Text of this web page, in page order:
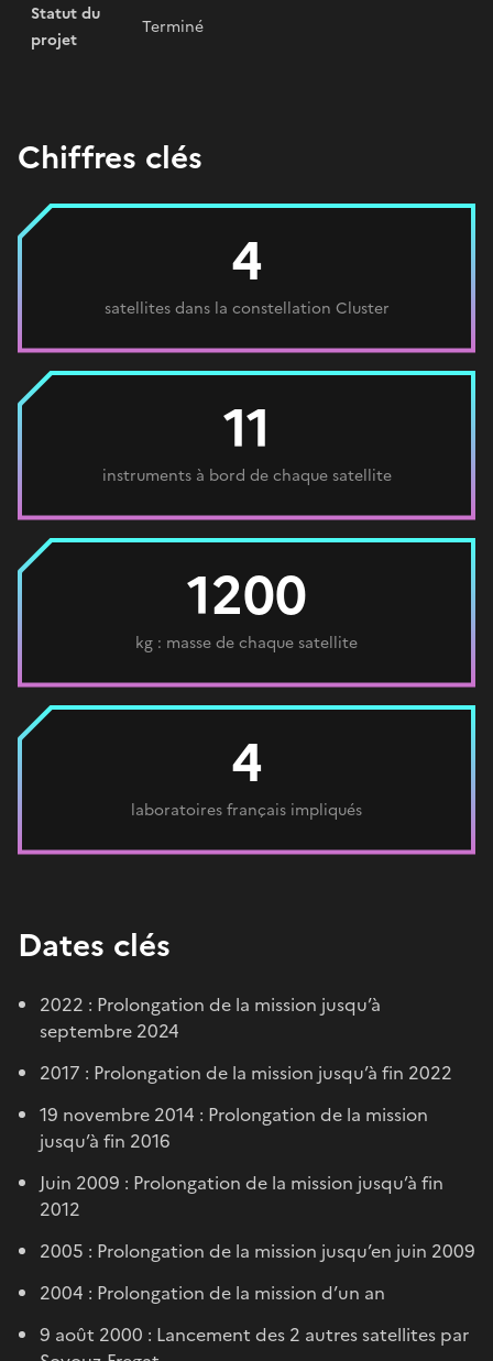
Statut du
projet
Terminé
Chiffres clés
4
satellites dans la constellation Cluster
11
instruments à bord de chaque satellite
1200
kg : masse de chaque satellite
4
laboratoires français impliqués
Dates clés
2022 : Prolongation de la mission jusqu’à
septembre 2024
2017 : Prolongation de la mission jusqu’à fin 2022
19 novembre 2014 : Prolongation de la mission
jusqu’à fin 2016
Juin 2009 : Prolongation de la mission jusqu’à fin
2012
2005 : Prolongation de la mission jusqu’en juin 2009
2004 : Prolongation de la mission d’un an
9 août 2000 : Lancement des 2 autres satellites par